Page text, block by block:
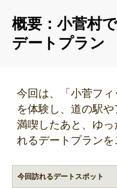
概要：小菅村
デートプラン
今回は、「小菅フ
を体験し、道の駅
満喫したあと、ゆ
れるデートプランを
今回訪れるデートスポット